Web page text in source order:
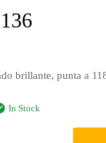
brillante, punta a
In Stock